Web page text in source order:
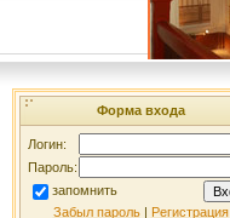
Форма входа
Логин:
Пароль:
запомнить
Забыл пароль| Регистрация